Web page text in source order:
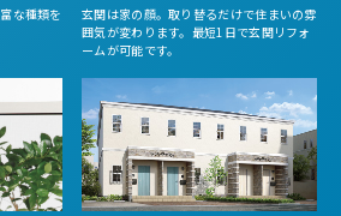
な種類を
玄関は家の顔。取り替るだけで住まいの雰
囲気が変わります。最短1日で玄関リフォ
ームが可能です。